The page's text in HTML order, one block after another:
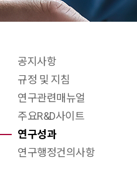
공지사항
규정 및 지침
연구관련매뉴얼
주요R&D사이트
연구성과
연구행정건의사항
X(트위터)페이스북네이버블로그